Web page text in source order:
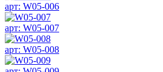
арт: W05-006
арт: W05-007
арт: W05-008